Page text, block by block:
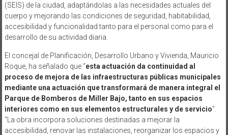
(SEIS) de la ciudad, adaptándolas a las necesidades actuales del
cuerpo y mejorando las condiciones de seguridad, habitabilidad,
accesibilidad y funcionalidad tanto para el personal como para el
desarrollo de su actividad diaria.
El concejal de Planificación, Desarrollo Urbano y Vivienda, Mauricio
Roque, ha señalado que “esta actuación da continuidad al
proceso de mejora de las infraestructuras públicas municipales
mediante una actuación que transformará de manera integral el
Parque de Bomberos de Miller Bajo, tanto en sus espacios
interiores como en sus elementos estructurales y de servicio”.
“La obra incorpora soluciones destinadas a mejorar la
accesibilidad, renovar las instalaciones, reorganizar los espacios y